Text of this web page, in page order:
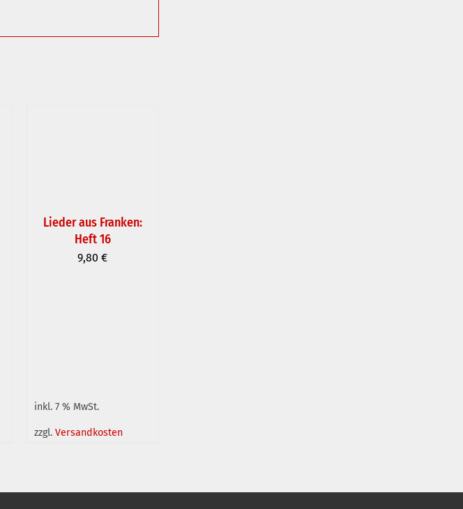
IN DEN WARENKORB
DETAILS
Lieder aus Franken:
Heft 16
9,80€
inkl. 7 % MwSt.
zzgl. Versandkosten